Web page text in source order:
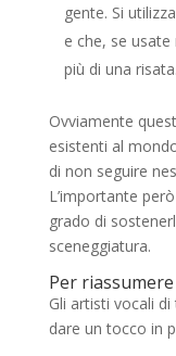
gente. Si
e che, se
più di una risata.
Ovviamente
esistenti al
di non seguire
L’importante
grado di
sceneggiatura.
Per riassumere
Gli artisti vocali
dare un tocco in